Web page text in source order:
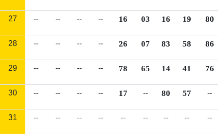
27 -- -- -- -- 16 03 16 19 80
28 -- -- -- -- 26 07 83 58 86
29 -- -- -- -- 78 65 14 41 76
30 -- -- -- -- 17 -- 80 57 --
31 -- -- -- -- -- -- -- -- --